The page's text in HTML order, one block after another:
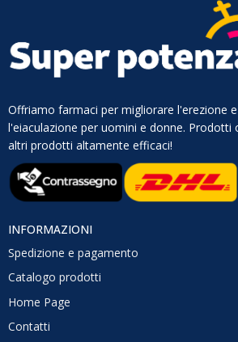
Offriamo farmaci per migliorare l'erezione
l'eiaculazione per uomini e donne. Prodotti
altri prodotti altamente efficaci!
INFORMAZIONI
Spedizione e pagamento
Catalogo prodotti
Home Page
Contatti